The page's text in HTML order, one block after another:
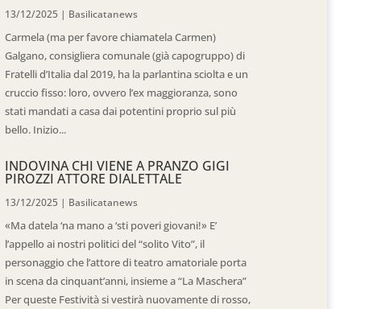
13/12/2025 | Basilicatanews
Carmela (ma per favore chiamatela Carmen)
Galgano, consigliera comunale (già capogruppo) di
Fratelli d’Italia dal 2019, ha la parlantina sciolta e un
cruccio fisso: loro, ovvero l’ex maggioranza, sono
stati mandati a casa dai potentini proprio sul più
bello. Inizio...
INDOVINA CHI VIENE A PRANZO GIGI
PIROZZI ATTORE DIALETTALE
13/12/2025 | Basilicatanews
«Ma datela ‘na mano a ‘sti poveri giovani!» E’
l’appello ai nostri politici del “solito Vito”, il
personaggio che l’attore di teatro amatoriale porta
in scena da cinquant’anni, insieme a “La Maschera”
Per queste Festività si vestirà nuovamente di rosso,